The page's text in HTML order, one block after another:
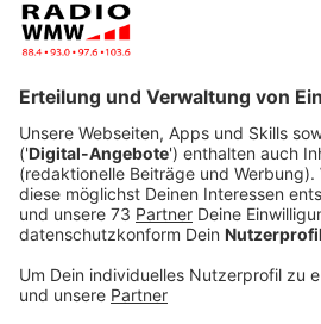
Telemedizinische
Anzeige
Bei den Kinderärzten stellt sich
Region und Praxis ganz
wissen vor Arbeit nicht wohin, die
die Lage als deutlich
Weihnachten. Noch bis Ende